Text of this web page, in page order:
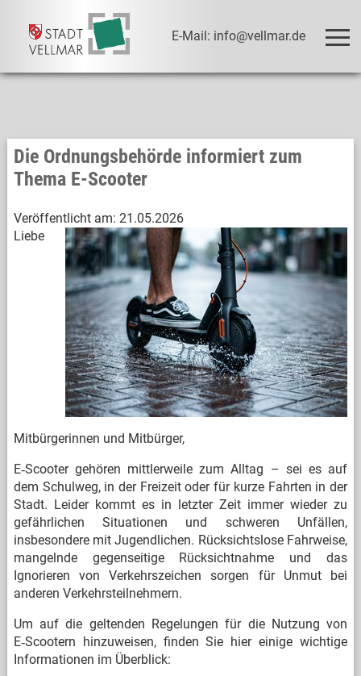
E-Mail: info@vellmar.de
Die Ordnungsbehörde informiert zum
Thema E-Scooter
Veröffentlicht am: 21.05.2026
Liebe
Mitbürgerinnen und Mitbürger,
E‑Scooter gehören mittlerweile zum Alltag – sei es auf
dem Schulweg, in der Freizeit oder für kurze Fahrten in der
Stadt. Leider kommt es in letzter Zeit immer wieder zu
gefährlichen Situationen und schweren Unfällen,
insbesondere mit Jugendlichen. Rücksichtslose Fahrweise,
mangelnde gegenseitige Rücksichtnahme und das
Ignorieren von Verkehrszeichen sorgen für Unmut bei
anderen Verkehrsteilnehmern.
Um auf die geltenden Regelungen für die Nutzung von
E‑Scootern hinzuweisen, finden Sie hier einige wichtige
Informationen im Überblick: